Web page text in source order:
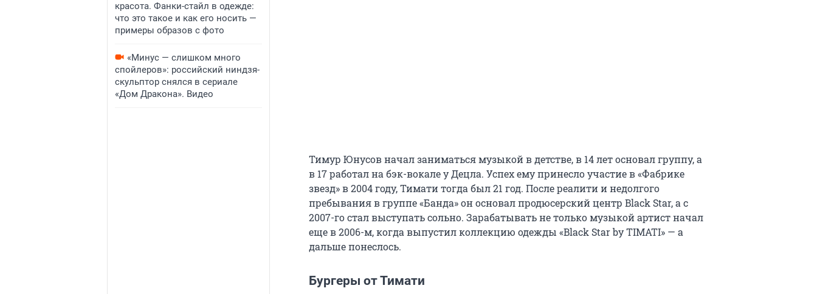
красота. Фанки-стайл в одежде:
что это такое и как его носить —
примеры образов с фото
«Минус — слишком много
спойлеров»: российский ниндзя-
скульптор снялся в сериале
«Дом Дракона». Видео
Тимур Юнусов начал заниматься музыкой в детстве, в 14 лет основал группу, а
в 17 работал на бэк-вокале у Децла. Успех ему принесло участие в «Фабрике
звезд» в 2004 году, Тимати тогда был 21 год. После реалити и недолгого
пребывания в группе «Банда» он основал продюсерский центр Black Star, а с
2007-го стал выступать сольно. Зарабатывать не только музыкой артист начал
еще в 2006-м, когда выпустил коллекцию одежды «Black Star by TIMATI» — а
дальше понеслось.
Бургеры от Тимати